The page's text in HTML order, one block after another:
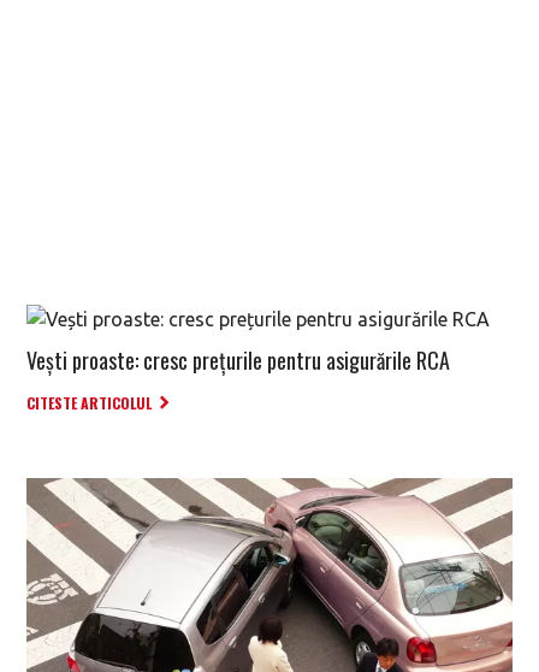
Vești proaste: cresc prețurile pentru asigurările RCA
CITESTE ARTICOLUL